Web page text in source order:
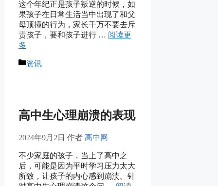
这个年纪正是孩子叛逆的时候，如
果孩子在日常生活当中出现了和父
母顶撞的行为，家长千万不要去斥
责孩子，要和孩子进行 … 阅读更
多
分
资讯
高中生心理崩溃的表现
2024年9月2日 作者 高中网
不少家庭的孩子，当上了高中之
后，可能是因为平时学习压力太大
所致，让孩子的内心感到崩溃。针